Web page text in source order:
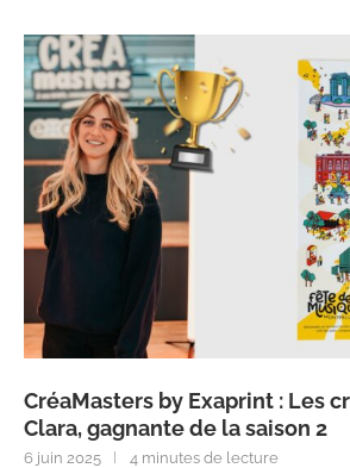
CréaMasters by Exaprint : Les
Clara, gagnante de la saison 2
6 juin 2025 4 minutes de lecture